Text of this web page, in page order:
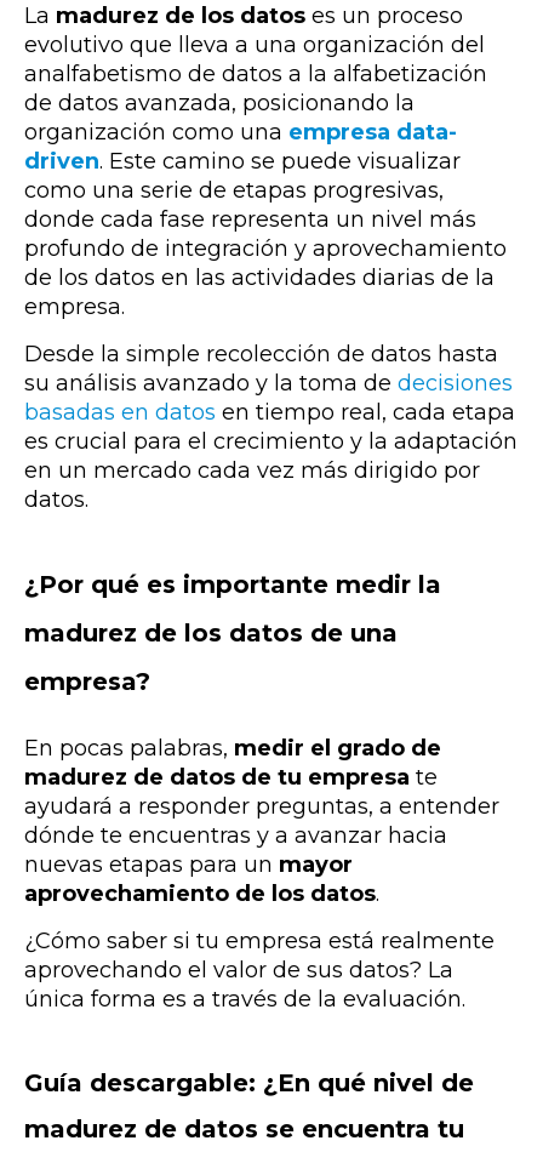
La madurez de los datos es un proceso
evolutivo que lleva a una organización del
analfabetismo de datos a la alfabetización
de datos avanzada, posicionando la
organización como una empresa data-
driven. Este camino se puede visualizar
como una serie de etapas progresivas,
donde cada fase representa un nivel más
profundo de integración y aprovechamiento
de los datos en las actividades diarias de la
empresa.
Desde la simple recolección de datos hasta
su análisis avanzado y la toma de decisiones
basadas en datos en tiempo real, cada etapa
es crucial para el crecimiento y la adaptación
en un mercado cada vez más dirigido por
datos.
¿Por qué es importante medir la
madurez de los datos de una
empresa?
En pocas palabras, medir el grado de
madurez de datos de tu empresa te
ayudará a responder preguntas, a entender
dónde te encuentras y a avanzar hacia
nuevas etapas para un mayor
aprovechamiento de los datos.
¿Cómo saber si tu empresa está realmente
aprovechando el valor de sus datos? La
única forma es a través de la evaluación.
Guía descargable: ¿En qué nivel de
madurez de datos se encuentra tu